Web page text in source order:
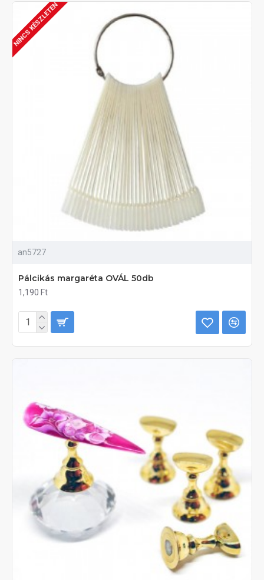
NINCS KÉSZLETEN
an5727
Pálcikás margaréta OVÁL 50db
1,190 Ft